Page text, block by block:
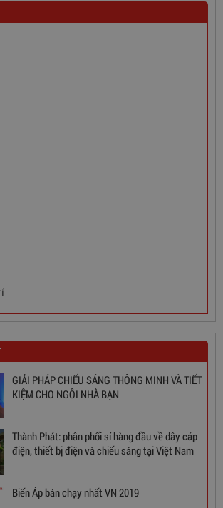
Cadivi CV 1,5
II NEW 2020
GIẢI PHÁP CHIẾU SÁNG THÔNG MINH VÀ TIẾT
KIỆM CHO NGÔI NHÀ BẠN
Thành Phát: phân phối sỉ hàng đầu về dây cáp
điện, thiết bị điện và chiếu sáng tại Việt Nam
Biến Áp bán chạy nhất VN 2019